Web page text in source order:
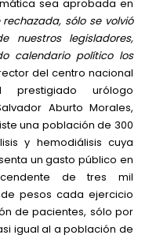
sea aprobada en
sólo se volvió
nuestros legisladores,
calendario político los
del centro nacional
prestigiado urólogo
Aburto Morales,
una población de 300
y hemodiálisis cuya
un gasto público en
de tres mil
pesos cada ejercicio
de pacientes, sólo por
igual al a población de